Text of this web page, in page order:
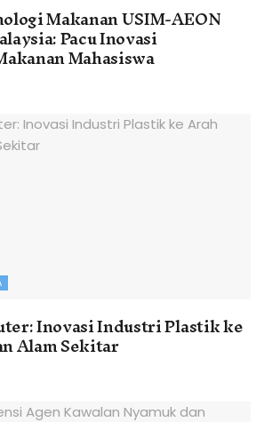
Makanan USIM-AEON
Pacu Inovasi
Mahasiswa
Inovasi Industri Plastik ke
Alam Sekitar